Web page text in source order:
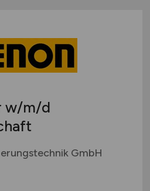
w/m/d
GmbH